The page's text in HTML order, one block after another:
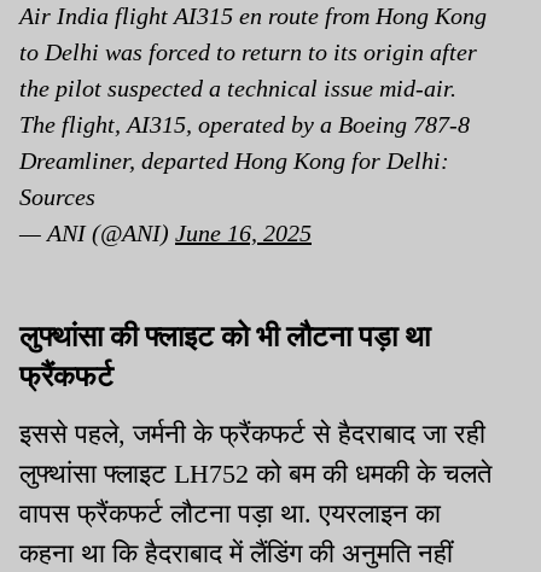
Air India flight AI315 en route from Hong Kong
to Delhi was forced to return to its origin after
the pilot suspected a technical issue mid-air.
The flight, AI315, operated by a Boeing 787-8
Dreamliner, departed Hong Kong for Delhi:
Sources
— ANI (@ANI) June 16, 2025
लुफ्थांसा की फ्लाइट को भी लौटना पड़ा था
फ्रैंकफर्ट
इससे पहले, जर्मनी के फ्रैंकफर्ट से हैदराबाद जा रही
लुफ्थांसा फ्लाइट LH752 को बम की धमकी के चलते
वापस फ्रैंकफर्ट लौटना पड़ा था. एयरलाइन का
कहना था कि हैदराबाद में लैंडिंग की अनुमति नहीं